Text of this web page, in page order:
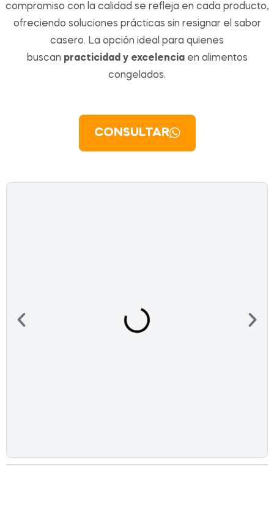
compromiso con la calidad se refleja en cada producto,
ofreciendo soluciones prácticas sin resignar el sabor
casero. La opción ideal para quienes
buscan practicidad y excelenciaen alimentos
congelados.
CONSULTAR